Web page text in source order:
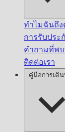
ทำไมฉันถึง
การรับประ
คำถามที่พ
ติดต่อเรา
คู่มือการเดิน